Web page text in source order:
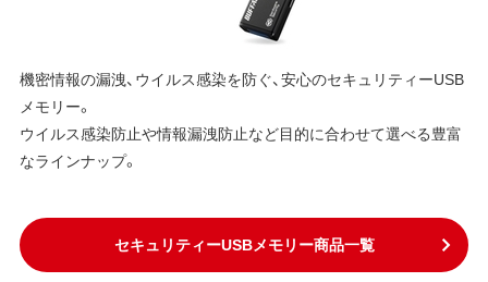
機密情報の漏洩、ウイルス感染を防ぐ、安心のセキュリティーUSB
メモリー。
ウイルス感染防止や情報漏洩防止など目的に合わせて選べる豊富
なラインナップ。
セキュリティーUSBメモリー商品一覧